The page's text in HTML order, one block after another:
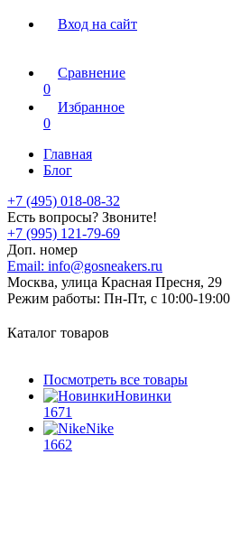
Вход на сайт
Сравнение
0
Избранное
0
Главная
Блог
+7 (495) 018-08-32
Есть вопросы? Звоните!
+7 (995) 121-79-69
Доп. номер
Email: info@gosneakers.ru
Москва, улица Красная Пресня, 29
Режим работы: Пн-Пт, с 10:00-19:00
Каталог товаров
Посмотреть все товары
Новинки
1671
Nike
1662